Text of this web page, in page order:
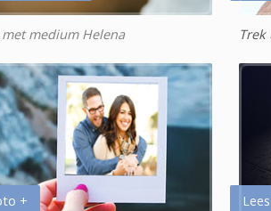
medium Helena
+